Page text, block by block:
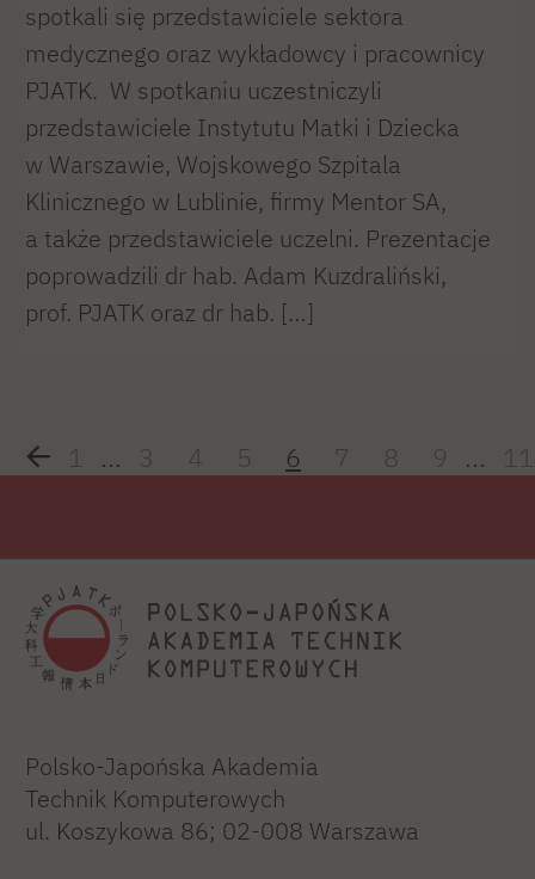
spotkali się przedstawiciele sektora
medycznego oraz wykładowcy i pracownicy
PJATK. W spotkaniu uczestniczyli
przedstawiciele Instytutu Matki i Dziecka
w Warszawie, Wojskowego Szpitala
Klinicznego w Lublinie, firmy Mentor SA,
a także przedstawiciele uczelni. Prezentacje
poprowadzili dr hab. Adam Kuzdraliński,
prof. PJATK oraz dr hab. […]
1 ... 3 4 5 6 7 8 9 ... 11
Polsko-Japońska Akademia
Technik Komputerowych
ul. Koszykowa 86; 02-008 Warszawa